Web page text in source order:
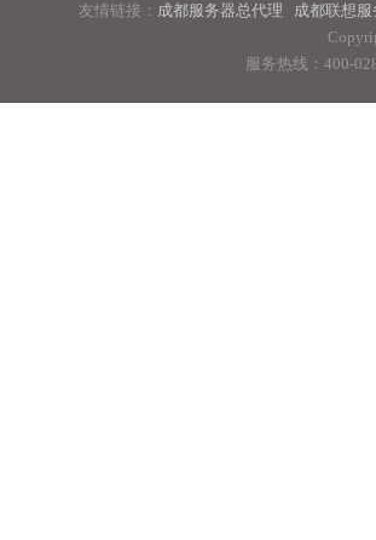
友情链接： 成都服务器总代理 成都联想
服务热线：400-